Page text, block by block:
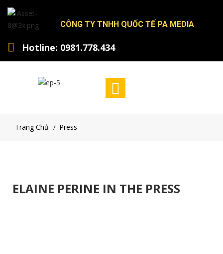
CÔNG TY TNHH QUỐC TẾ PA MEDIA
Hotline: 0981.778.434
Trang Chủ / Press
ELAINE PERINE IN THE PRESS